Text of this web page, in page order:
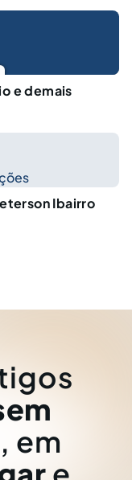
e demais
Ibairro
, em